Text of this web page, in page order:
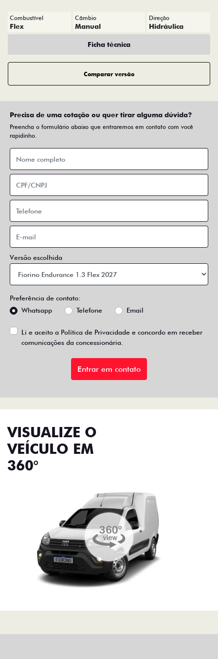
Combustível
Flex
Câmbio
Manual
Direção
Hidráulica
Ficha técnica
Comparar versão
Precisa de uma cotação ou quer tirar alguma dúvida?
Preencha o formulário abaixo que entraremos em contato com você
rapidinho.
Versão escolhida
Preferência de contato:
Whatsapp
Telefone Email
Li e aceito a Política de Privacidade e concordo em receber
comunicações da concessionária.
Entrar em contato
VISUALIZE O
VEÍCULO EM
360°